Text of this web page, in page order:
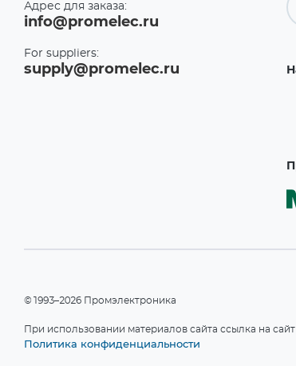
Адрес для заказа:
info@promelec.ru
For suppliers:
supply@promelec.ru
©1993–2026 Промэлектроника
При использовании материалов сайта ссылка на сайт
Политика конфиденциальности